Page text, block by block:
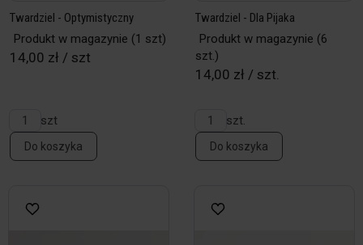
Twardziel - Optymistyczny
Produkt w magazynie (1 szt)
14,00 zł / szt
szt
Do koszyka
Twardziel - Dla Pijaka
Produkt w magazynie (6
szt.)
14,00 zł / szt.
szt.
Do koszyka